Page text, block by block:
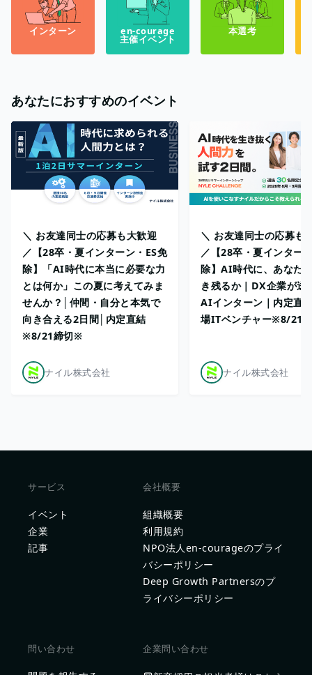
インターン en-courage
主催イベント
本選考
あなたにおすすめのイベント
＼ お友達同士の応募も大歓迎
／【28卒・夏インターン・ES免
除】「AI時代に本当に必要な力
とは何か」この夏に考えてみま
せんか？│仲間・自分と本気で
向き合える2日間│内定直結
※8/21締切※
ナイル株式会社
＼ お友達同士の応募も
／【28卒・夏インター
除】AI時代に、あなた
き残るか｜DX企業が送
AIインターン｜内定直
場ITベンチャー※8/21
ナイル株式会社
サービス
イベント
企業
記事
会社概要
組織概要
利用規約
NPO法人en-courageのプライ
バシーポリシー
Deep Growth Partnersのプ
ライバシーポリシー
問い合わせ 企業問い合わせ